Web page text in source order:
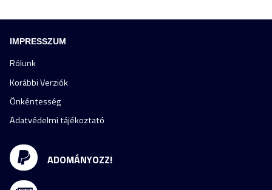
ADOMÁNYOZZ!
IMPRESSZUM
Rólunk
Korábbi Verziók
Önkéntesség
Adatvédelmi tájékoztató